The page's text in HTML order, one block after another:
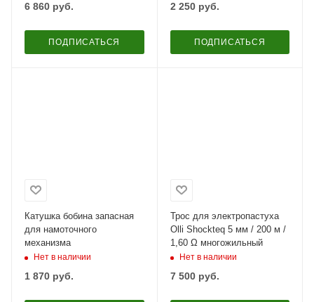
6 860 руб.
ПОДПИСАТЬСЯ
2 250руб.
ПОДПИСАТЬСЯ
Катушка бобина запасная
для намоточного
механизма
Нет в наличии
1 870 руб.
Трос для электропастуха
Olli Shockteq 5 мм / 200 м /
1,60 Ω многожильный
Нет в наличии
7 500руб.